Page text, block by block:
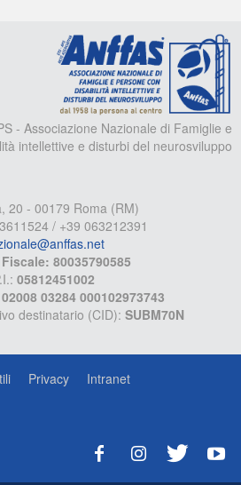
- Associazione Nazionale di Famiglie e
intellettive e disturbi del neurosviluppo
20 - 00179 Roma (RM)
/ +39 063212391
80035790585
05812451002
03284 000102973743
destinatario (CID): SUBM70N
Privacy Intranet